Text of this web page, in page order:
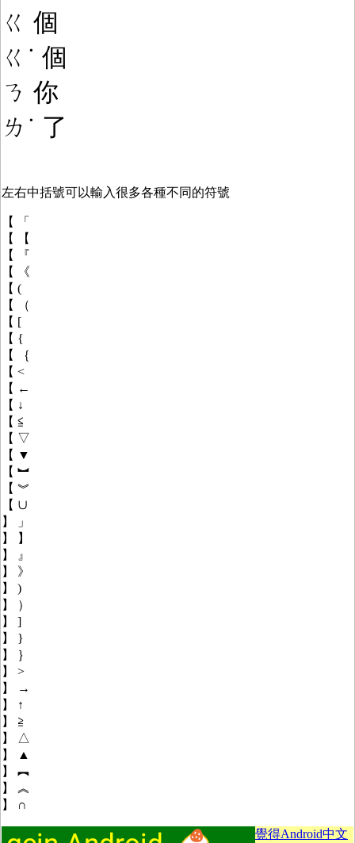
ㄍ 個
ㄍ ˙ 個
ㄋ 你
ㄌ ˙ 了
左右中括號可以輸入很多各種不同的符號
【 「
【 【
【 『
【 《
【 (
【 （
【 [
【 {
【 ｛
【 <
【 ←
【 ↓
【 ≦
【 ▽
【 ▼
【 ︼
【 ︾
【 ∪
】 」
】 】
】 』
】 》
】 )
】 ）
】 ]
】 }
】 ｝
】 >
】 →
】 ↑
】 ≧
】 △
】 ▲
】 ︻
】 ︽
】 ∩
覺得Android中文